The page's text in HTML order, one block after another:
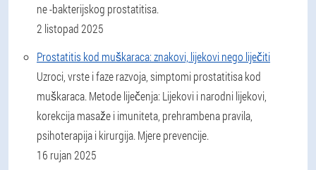
ne -bakterijskog prostatitisa.
2 listopad 2025
Prostatitis kod muškaraca: znakovi, lijekovi nego liječiti
Uzroci, vrste i faze razvoja, simptomi prostatitisa kod
muškaraca. Metode liječenja: Lijekovi i narodni lijekovi,
korekcija masaže i imuniteta, prehrambena pravila,
psihoterapija i kirurgija. Mjere prevencije.
16 rujan 2025